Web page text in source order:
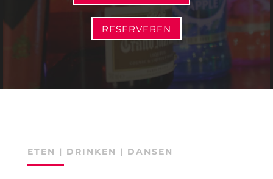
RESERVEREN
ETEN | DRINKEN | DANSEN